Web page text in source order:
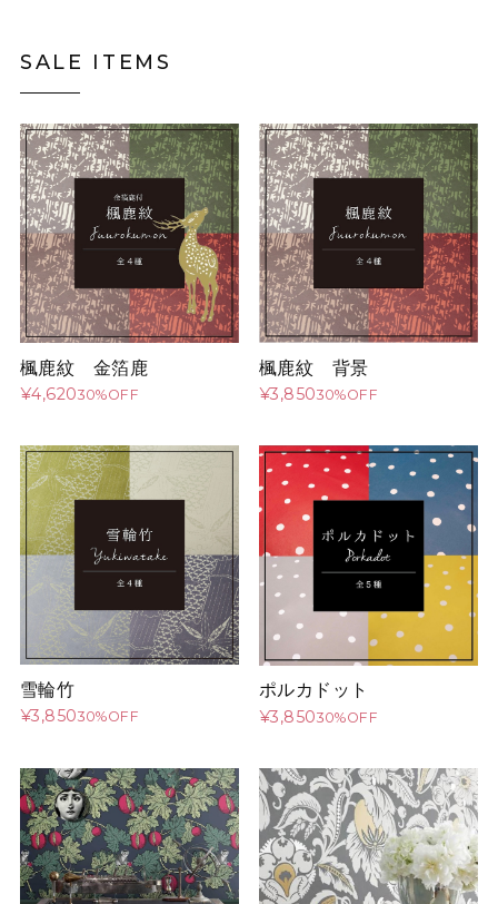
SALE ITEMS
楓鹿紋 金箔鹿
¥4,62030%OFF
楓鹿紋 背景
¥3,85030%OFF
雪輪竹
¥3,85030%OFF
ポルカドット
¥3,85030%OFF